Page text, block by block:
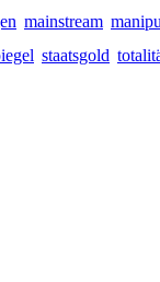
mainstream
staatsgold